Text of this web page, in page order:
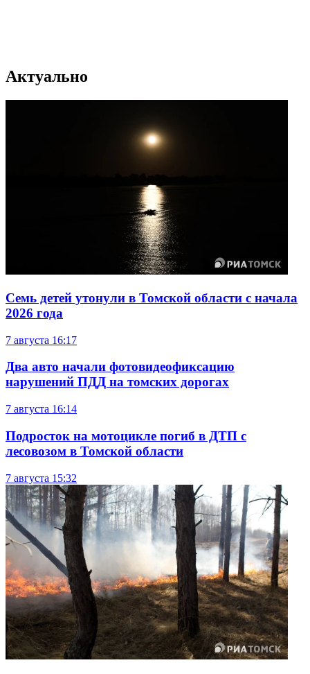
Актуально
Семь детей утонули в Томской области с начала
2026 года
7 августа 16:17
Два авто начали фотовидеофиксацию
нарушений ПДД на томских дорогах
7 августа 16:14
Подросток на мотоцикле погиб в ДТП с
лесовозом в Томской области
7 августа 15:32